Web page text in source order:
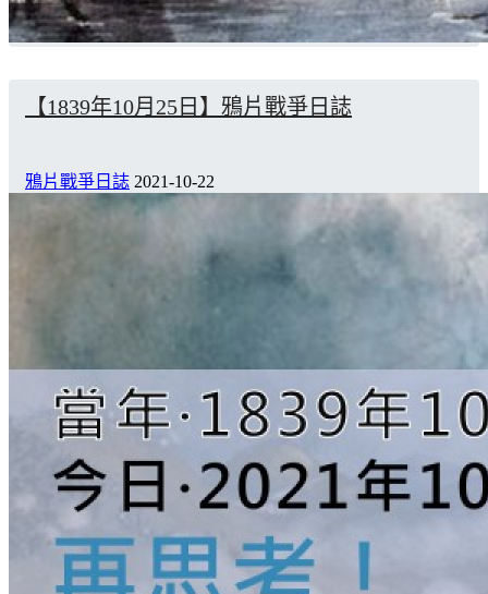
【1839年10月25日】鴉片戰爭日誌
鴉片戰爭日誌 2021-10-22